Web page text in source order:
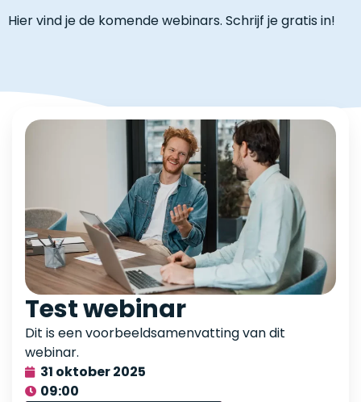
Hier vind je de komende webinars. Schrijf je gratis in!
Test webinar
Dit is een voorbeeldsamenvatting van dit
webinar.
31 oktober 2025
09:00